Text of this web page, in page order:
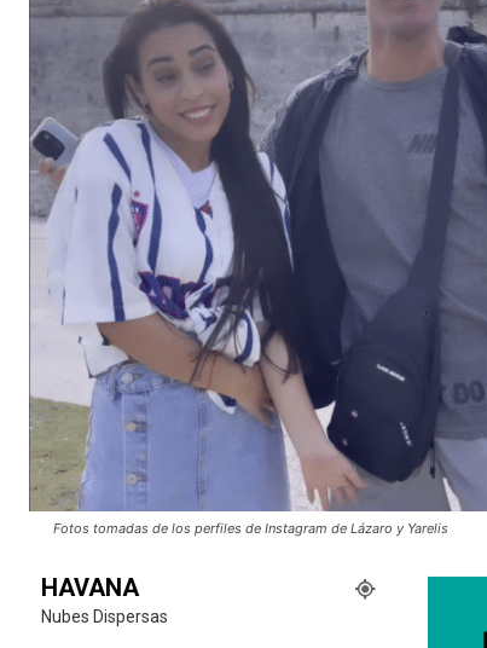
Fotos tomadas de los perfiles de Instagram de Lázaro y Yarelis
HAVANA
Nubes Dispersas